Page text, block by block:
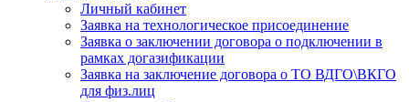
Личный кабинет
Заявка на технологическое присоединение
Заявка о заключении договора о подключении в
рамках догазификации
Заявка на заключение договора о ТО ВДГО\ВКГО
для физ.лиц